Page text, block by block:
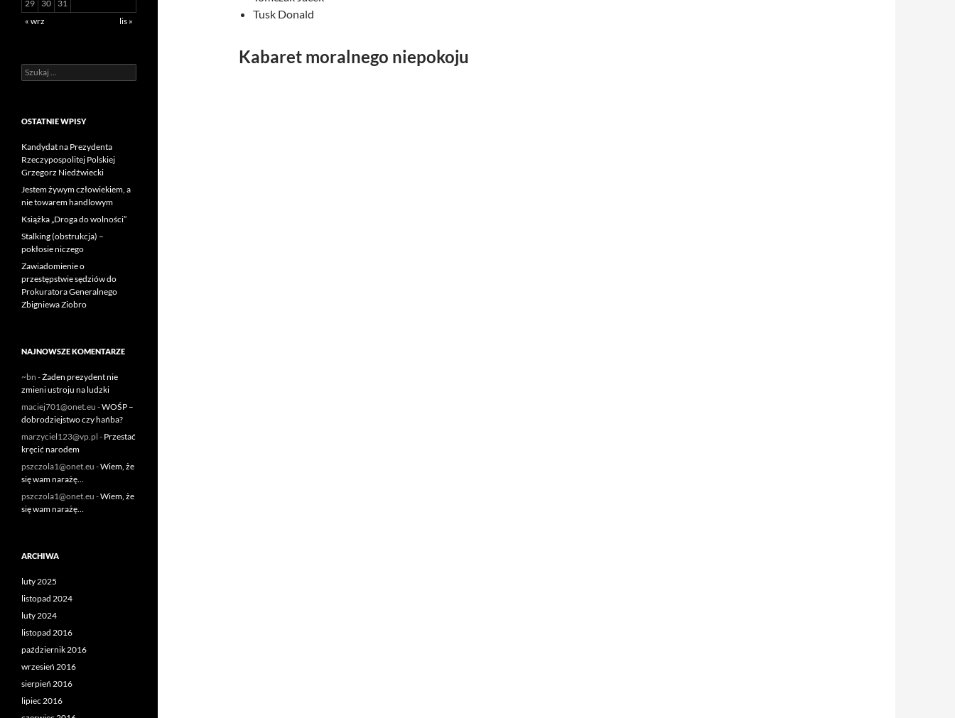
Tusk Donald
Kabaret moralnego niepokoju
29
30
31
« wrz
lis »
Szukaj:
OSTATNIE WPISY
Kandydat na Prezydenta
Rzeczypospolitej Polskiej
Grzegorz Niedźwiecki
Jestem żywym człowiekiem, a
nie towarem handlowym
Książka „Droga do wolności”
Stalking (obstrukcja) –
pokłosie niczego
Zawiadomienie o
przestępstwie sędziów do
Prokuratora Generalnego
Zbigniewa Ziobro
NAJNOWSZE KOMENTARZE
~bn -Żaden prezydent nie
zmieni ustroju na ludzki
maciej701@onet.eu -WOŚP –
dobrodziejstwo czy hańba?
marzyciel123@vp.pl - Przestać
kręcić narodem
pszczola1@onet.eu -Wiem, że
się wam narażę…
pszczola1@onet.eu -Wiem, że
się wam narażę…
ARCHIWA
luty 2025
listopad 2024
luty 2024
listopad 2016
październik 2016
wrzesień 2016
sierpień 2016
lipiec 2016